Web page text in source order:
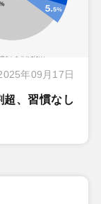
年09月17日
、習慣なし